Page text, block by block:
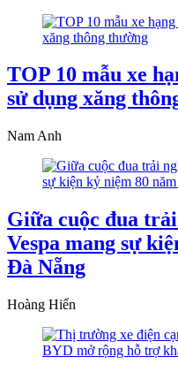
TOP 10 mẫu xe
sử dụng xăng
Nam Anh
Giữa cuộc đua
Vespa mang sự
Đà Nẵng
Hoàng Hiển